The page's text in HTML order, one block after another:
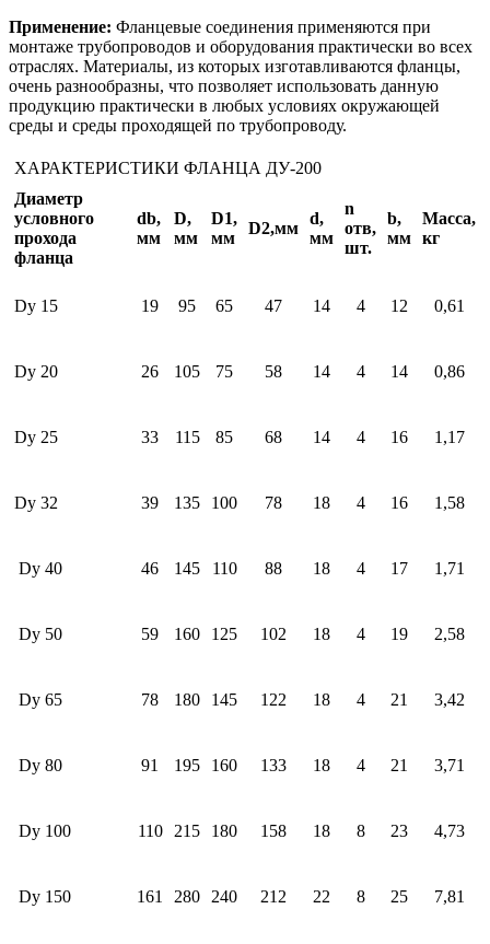
Применение: Фланцевые соединения применяются при
монтаже трубопроводов и оборудования практически во всех
отраслях. Материалы, из которых изготавливаются фланцы,
очень разнообразны, что позволяет использовать данную
продукцию практически в любых условиях окружающей
среды и среды проходящей по трубопроводу.
ХАРАКТЕРИСТИКИ ФЛАНЦА ДУ-200
Диаметр
условного
прохода
фланца
db,
мм
D,
мм
D1,
мм
D2,мм
d,
мм
n
отв,
шт.
b,
мм
Масса,
кг
Dy 15 19 95 65 47 14 4 12 0,61
Dy 20 26 105 75 58 14 4 14 0,86
Dy 25 33 115 85 68 14 4 16 1,17
Dy 32 39 135 100 78 18 4 16 1,58
Dy 40 46 145 110 88 18 4 17 1,71
Dy 50 59 160 125 102 18 4 19 2,58
Dy 65 78 180 145 122 18 4 21 3,42
Dy 80 91 195 160 133 18 4 21 3,71
Dy 100 110 215 180 158 18 8 23 4,73
Dy 150 161 280 240 212 22 8 25 7,81